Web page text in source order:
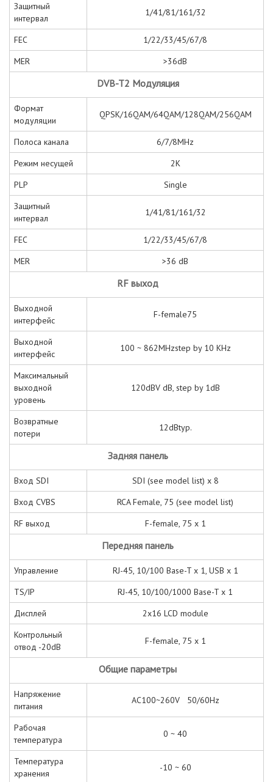
Защитный
интервал
1/41/81/161/32
FEC
1/22/33/45/67/8
MER
>36dB
DVB-T2 Модуляция
Формат
модуляции
QPSK/16QAM/64QAM/128QAM/256QAM
Полоса канала
6/7/8MHz
Режим несущей
2K
PLP
Single
Защитный
интервал
1/41/81/161/32
FEC
1/22/33/45/67/8
MER
>36 dB
RF выход
Выходной
интерфейс
F-female75
Выходной
интерфейс
100 ~ 862MHzstep by 10 KHz
Максимальный
выходной
уровень
120dBV dB, step by 1dB
Возвратные
потери
12dBtyp.
Задняя панель
Вход SDI
SDI (see model list) x 8
Вход CVBS
RCA Female, 75 (see model list)
RF выход
F-female, 75 x 1
Передняя панель
Управление
RJ-45, 10/100 Base-T x 1, USB x 1
TS/IP
RJ-45, 10/100/1000 Base-T x 1
Дисплей
2x16 LCD module
Контрольный
отвод -20dB
F-female, 75 x 1
Общие параметры
Напряжение
питания
AC100~260V 50/60Hz
Рабочая
температура
0 ~ 40
Температура
хранения
-10 ~ 60